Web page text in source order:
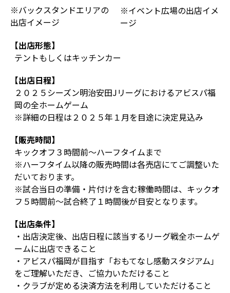
※バックスタンドエリアの
出店イメージ
※イベント広場の出店イメ
ージ
【出店形態】
テントもしくはキッチンカー
【出店日程】
２０２５シーズン明治安田Jリーグにおけるアビスパ福
岡の全ホームゲーム
※詳細の日程は２０２５年１月を目途に決定見込み
【販売時間】
キックオフ３時間前～ハーフタイムまで
※ハーフタイム以降の販売時間は各売店にてご調整いた
だいております。
※試合当日の準備・片付けを含む稼働時間は、キックオ
フ５時間前～試合終了１時間後が目安となります。
【出店条件】
・出店決定後、出店日程に該当するリーグ戦全ホームゲ
ームに出店できること
・アビスパ福岡が目指す「おもてなし感動スタジアム」
をご理解いただき、ご協力いただけること
・クラブが定める決済方法を利用していただけること